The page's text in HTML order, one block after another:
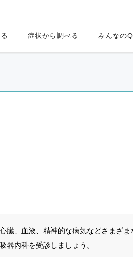
症状から調べる みんなの
臓、血液、精神的な病気などさまざ
器内科を受診しましょう。